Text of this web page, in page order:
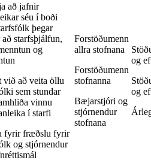
að jafnir
séu í boði
þegar
starfsþjálfun,
og
við að veita öllu
sem stundar
vinnu
í starfi
fyrir fræðslu fyrir
og stjórnendur
Forstöðumenn
allra stofnana
Forstöðumenn
stofnanna
Bæjarstjóri og
stjórnendur
stofnana
og
og